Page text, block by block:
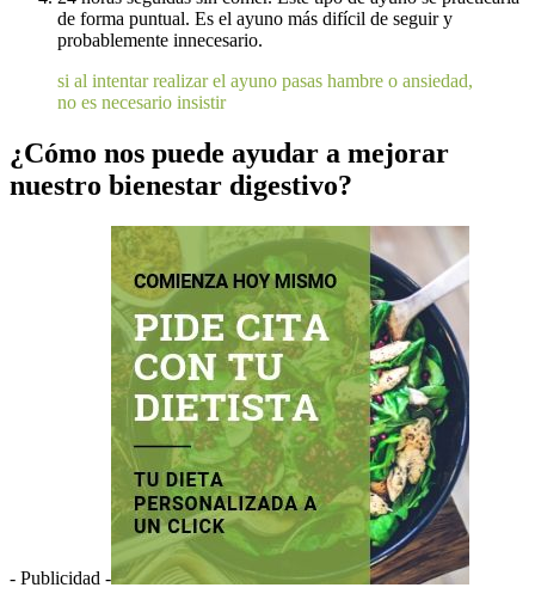
de forma puntual. Es el ayuno más difícil de seguir y
probablemente innecesario.
si al intentar realizar el ayuno pasas hambre o ansiedad,
no es necesario insistir
¿Cómo nos puede ayudar a mejorar
nuestro bienestar digestivo?
- Publicidad -